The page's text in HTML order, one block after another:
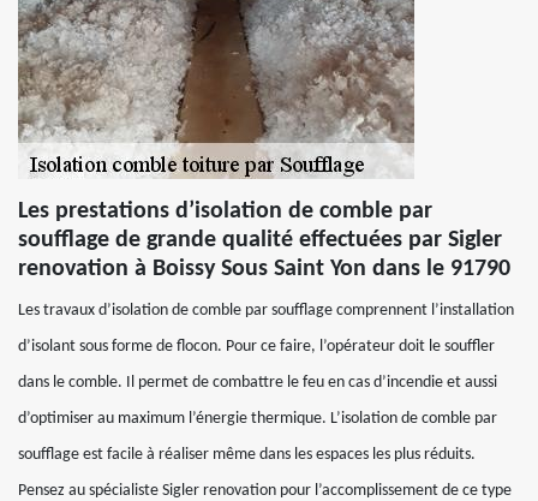
Les prestations d’isolation de comble par
soufflage de grande qualité effectuées par Sigler
renovation à Boissy Sous Saint Yon dans le 91790
Les travaux d’isolation de comble par soufflage comprennent l’installation
d’isolant sous forme de flocon. Pour ce faire, l’opérateur doit le souffler
dans le comble. Il permet de combattre le feu en cas d’incendie et aussi
d’optimiser au maximum l’énergie thermique. L’isolation de comble par
soufflage est facile à réaliser même dans les espaces les plus réduits.
Pensez au spécialiste Sigler renovation pour l’accomplissement de ce type